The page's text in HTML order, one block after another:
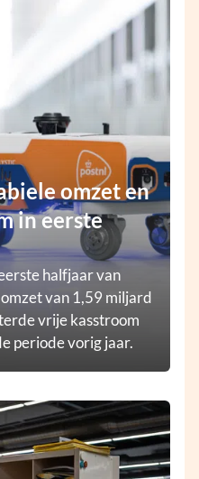
omzet en
in eerste
halfjaar van
van 1,59 miljard
vrije kasstroom
periode vorig jaar.